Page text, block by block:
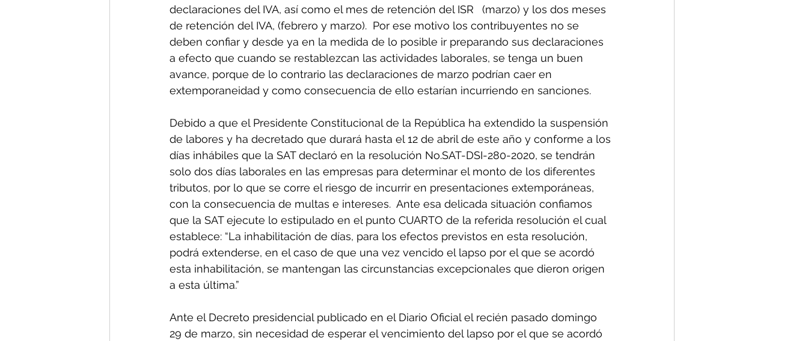
declaraciones del IVA, así como el mes de retención del ISR 	(marzo) y los dos meses
de retención del IVA, (febrero y marzo).  Por ese motivo los contribuyentes no se
deben confiar y desde ya en la medida de lo posible ir preparando sus declaraciones
a efecto que cuando se restablezcan las actividades laborales, se tenga un buen
avance, porque de lo contrario las declaraciones de marzo podrían caer en
extemporaneidad y como consecuencia de ello estarían incurriendo en sanciones.
Debido a que el Presidente Constitucional de la República ha extendido la suspensión
de labores y ha decretado que durará hasta el 12 de abril de este año y conforme a los
días inhábiles que la SAT declaró en la resolución No.SAT-DSI-280-2020, se tendrán
solo dos días laborales en las empresas para determinar el monto de los diferentes
tributos, por lo que se corre el riesgo de incurrir en presentaciones extemporáneas,
con la consecuencia de multas e intereses.  Ante esa delicada situación confiamos
que la SAT ejecute lo estipulado en el punto CUARTO de la referida resolución el cual
establece: “La inhabilitación de días, para los efectos previstos en esta resolución,
podrá extenderse, en el caso de que una vez vencido el lapso por el que se acordó
esta inhabilitación, se mantengan las circunstancias excepcionales que dieron origen
a esta última.”
Ante el Decreto presidencial publicado en el Diario Oficial el recién pasado domingo
29 de marzo, sin necesidad de esperar el vencimiento del lapso por el que se acordó